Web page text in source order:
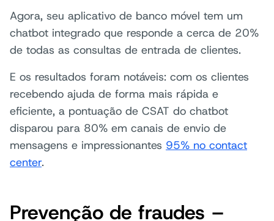
Agora, seu aplicativo de banco móvel tem um
chatbot integrado que responde a cerca de 20%
de todas as consultas de entrada de clientes.
E os resultados foram notáveis: com os clientes
recebendo ajuda de forma mais rápida e
eficiente, a pontuação de CSAT do chatbot
disparou para 80% em canais de envio de
mensagens e impressionantes 95% no contact
center.
Prevenção de fraudes –